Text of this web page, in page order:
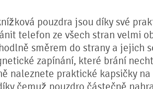
pouzdra jsou díky své
telefon ze všech stran velmi
směrem do strany a jejich
zapínání, které brání
naleznete praktické kapsičky na